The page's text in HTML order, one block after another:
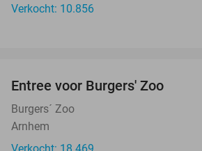
Verkocht: 10.856
Entree voor Burgers' Zoo
Burgers´ Zoo
Arnhem